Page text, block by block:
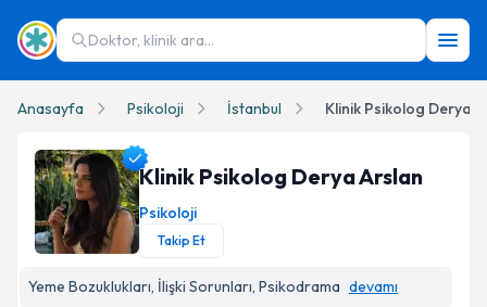
Doktor, klinik ara...
Anasayfa Psikoloji İstanbul Klinik Psikolog Derya
Klinik Psikolog Derya Arslan
Psikoloji
Takip Et
Yeme Bozuklukları, İlişki Sorunları, Psikodrama devamı